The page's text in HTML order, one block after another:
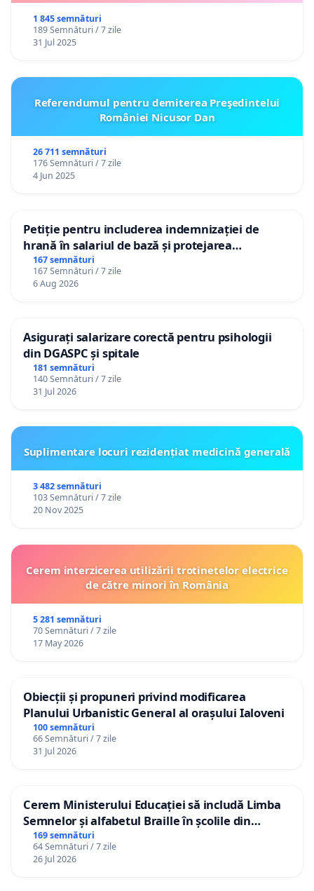
1 845 semnături
189 Semnături / 7 zile
31 Jul 2025
Referendumul pentru demiterea Preşedintelui
României Nicusor Dan
26 711 semnături
176 Semnături / 7 zile
4 Jun 2025
Petiție pentru includerea indemnizației de
hrană în salariul de bază și protejarea
gradațiilor de vechime pentru asistenții
personali
167 semnături
167 Semnături / 7 zile
6 Aug 2026
Asigurați salarizare corectă pentru psihologii
din DGASPC și spitale
181 semnături
140 Semnături / 7 zile
31 Jul 2026
Suplimentare locuri rezidențiat medicină generală
3 482 semnături
103 Semnături / 7 zile
20 Nov 2025
Cerem interzicerea utilizării trotinetelor electrice
de către minori în România
5 281 semnături
70 Semnături / 7 zile
17 May 2026
Obiecții și propuneri privind modificarea
Planului Urbanistic General al orașului Ialoveni
100 semnături
66 Semnături / 7 zile
31 Jul 2026
Cerem Ministerului Educației să includă Limba
Semnelor și alfabetul Braille în școlile din
Republica Moldova!
169 semnături
64 Semnături / 7 zile
26 Jul 2026